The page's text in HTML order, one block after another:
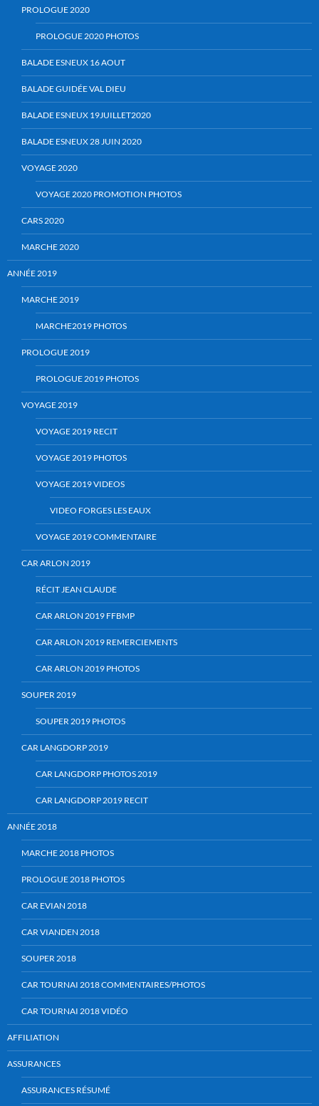
PROLOGUE 2020
PROLOGUE 2020 PHOTOS
BALADE ESNEUX 16 AOUT
BALADE GUIDÉE VAL DIEU
BALADE ESNEUX 19JUILLET2020
BALADE ESNEUX 28 JUIN 2020
VOYAGE 2020
VOYAGE 2020 PROMOTION PHOTOS
CARS 2020
MARCHE 2020
ANNÉE 2019
MARCHE 2019
MARCHE2019 PHOTOS
PROLOGUE 2019
PROLOGUE 2019 PHOTOS
VOYAGE 2019
VOYAGE 2019 RECIT
VOYAGE 2019 PHOTOS
VOYAGE 2019 VIDEOS
VIDEO FORGES LES EAUX
VOYAGE 2019 COMMENTAIRE
CAR ARLON 2019
RÉCIT JEAN CLAUDE
CAR ARLON 2019 FFBMP
CAR ARLON 2019 REMERCIEMENTS
CAR ARLON 2019 PHOTOS
SOUPER 2019
SOUPER 2019 PHOTOS
CAR LANGDORP 2019
CAR LANGDORP PHOTOS 2019
CAR LANGDORP 2019 RECIT
ANNÉE 2018
MARCHE 2018 PHOTOS
PROLOGUE 2018 PHOTOS
CAR EVIAN 2018
CAR VIANDEN 2018
SOUPER 2018
CAR TOURNAI 2018 COMMENTAIRES/PHOTOS
CAR TOURNAI 2018 VIDÉO
AFFILIATION
ASSURANCES
ASSURANCES RÉSUMÉ